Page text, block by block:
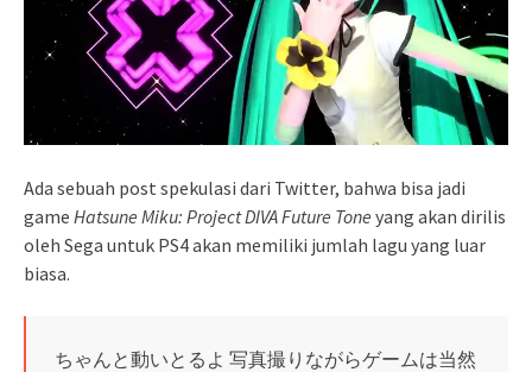
Ada sebuah post spekulasi dari Twitter, bahwa bisa jadi
game Hatsune Miku: Project DIVA Future Tone yang akan dirilis
oleh Sega untuk PS4 akan memiliki jumlah lagu yang luar
biasa.
ちゃんと動いとるよ 写真撮りながらゲームは当然